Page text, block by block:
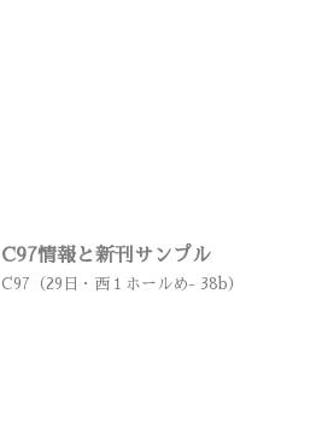
C97情報と新刊サンプル
C97（29日・西１ホールめ- 38b）